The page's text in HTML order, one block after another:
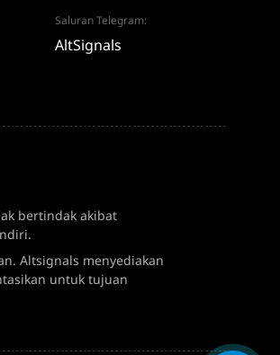
Saluran Telegram:
AltSignals
bertindak akibat
Altsignals menyediakan
untuk tujuan